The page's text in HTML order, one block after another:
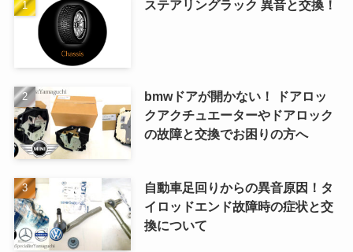
ステアリングラック 異音と交換！
bmwドアが開かない！ ドアロッ
クアクチュエーターやドアロック
の故障と交換でお困りの方へ
自動車足回りからの異音原因！タ
イロッドエンド故障時の症状と交
換について